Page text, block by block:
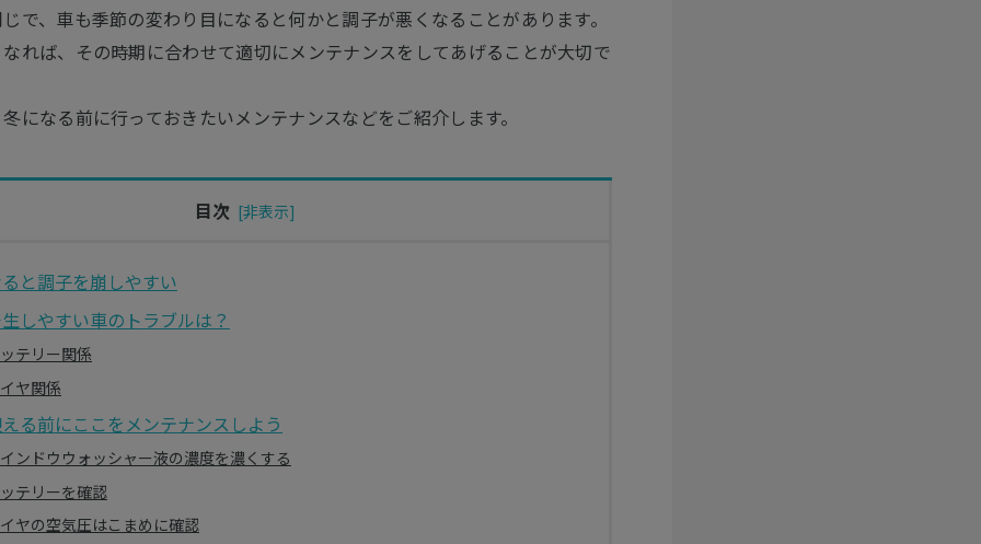
で、車も季節の変わり目になると何かと調子が悪くなることがあります。
れば、その時期に合わせて適切にメンテナンスをしてあげることが大切で
になる前に行っておきたいメンテナンスなどをご紹介します。
目次
と調子を崩しやすい
しやすい車のトラブルは？
テリー関係
ヤ関係
る前にここをメンテナンスしよう
ンドウウォッシャー液の濃度を濃くする
テリーを確認
ヤの空気圧はこまめに確認